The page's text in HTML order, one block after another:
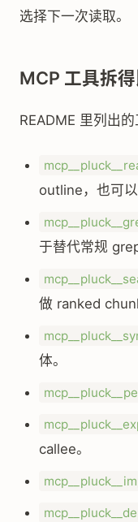
选择下一次读取。
MCP 工具拆
README 里列出
outline，也可以
于替代常规
做 ranked
体。
callee。